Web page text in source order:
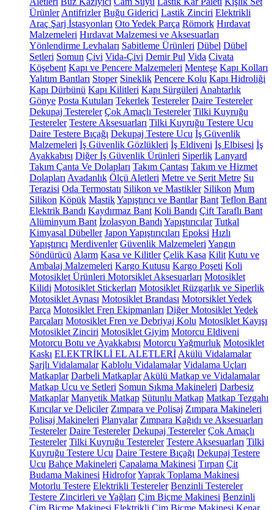
Ürünler Antifrizler Buğu Giderici Lastik Zinciri Elektrikli
Araç Şarj İstasyonları Oto Yedek Parça Römork Hırdavat
Malzemeleri Hırdavat Malzemesi ve Aksesuarları
Yönlendirme Levhaları Sabitleme Ürünleri Dübel Dübel
Setleri Somun Çivi Vida-Çivi Demir Pul Vida Civata
Köşebent Kapı ve Pencere Malzemeleri Menteşe Kapı Kolları
Yalıtım Bantları Stoper Sineklik Pencere Kolu Kapı Hidroliği
Kapı Dürbünü Kapı Kilitleri Kapı Sürgüleri Anahtarlık
Gönye Posta Kutuları Tekerlek Testereler Daire Testereler
Dekupaj Testereler Çok Amaçlı Testereler Tilki Kuyruğu
Testereler Testere Aksesuarları Tilki Kuyruğu Testere Ucu
Daire Testere Bıçağı Dekupaj Testere Ucu İş Güvenlik
Malzemeleri İş Güvenlik Gözlükleri İş Eldiveni İş Elbisesi İş
Ayakkabısı Diğer İş Güvenlik Ürünleri Siperlik Lanyard
Takım Çanta Ve Dolapları Takım Çantası Takım ve Hizmet
Dolapları Avadanlık Ölçü Aletleri Metre ve Şerit Metre Su
Terazisi Oda Termostatı Silikon ve Mastikler Silikon Mum
Silikon Köpük MastikYapıştırıcı ve Bantlar Bant Teflon Bant
Elektrik Bandı Kaydırmaz Bant Koli Bandı Çift Taraflı Bant
Alüminyum Bant İzolasyon Bandı Yapıştırıcılar Tutkal
Kimyasal Dübeller Japon Yapıştırıcıları Epoksi Hızlı
Yapıştırıcı Merdivenler Güvenlik Malzemeleri Yangın
Söndürücü Alarm Kasa ve Kilitler Çelik Kasa Kilit Kutu ve
Ambalaj Malzemeleri Kargo Kutusu Kargo Poşeti Koli
Motosiklet Ürünleri Motorsiklet Aksesuarları Motosiklet
Kilidi Motosiklet Stickerları Motosiklet Rüzgarlık ve Siperlik
Motosiklet Aynası Motosiklet Brandası Motorsiklet Yedek
Parça Motosiklet Fren Ekipmanları Diğer Motosiklet Yedek
Parçaları Motosiklet Fren ve Debriyaj Kolu Motosiklet Kayışı
Motosiklet Zinciri Motosiklet Giyim Motorcu Eldiveni
Motorcu Botu ve Ayakkabısı Motorcu Yağmurluk Motosiklet
Kaskı ELEKTRİKLİ EL ALETLERİ Akülü Vidalamalar
Şarjlı Vidalamalar Kablolu Vidalamalar Vidalama Uçları
Matkaplar Darbeli Matkaplar Akülü Matkap ve Vidalamalar
Matkap Ucu ve Setleri Somun Sıkma Makineleri Darbesiz
Matkaplar Manyetik Matkap Sütunlu Matkap Matkap Tezgahı
Kırıcılar ve Deliciler Zımpara ve Polisaj Zımpara Makineleri
Polisaj Makineleri Planyalar Zımpara Kağıdı ve Aksesuarları
Testereler Daire Testereler Dekupaj Testereler Çok Amaçlı
Testereler Tilki Kuyruğu Testereler Testere Aksesuarları Tilki
Kuyruğu Testere Ucu Daire Testere Bıçağı Dekupaj Testere
Ucu Bahçe Makineleri Çapalama Makinesi Tırpan Çit
Budama Makinesi HidroforYaprak Toplama Makinesi
Motorlu Testere Elektrikli Testereler Benzinli Testereler
Testere Zincirleri ve Yağları Çim Biçme Makinesi Benzinli
Çim Biçme Makinesi Elektrikli Çim Biçme Makinesi Kenar